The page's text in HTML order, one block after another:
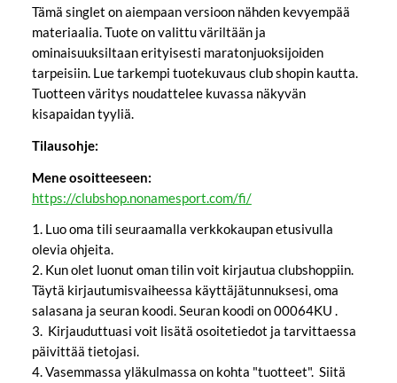
Tämä singlet on aiempaan versioon nähden kevyempää
materiaalia. Tuote on valittu väriltään ja
ominaisuuksiltaan erityisesti maratonjuoksijoiden
tarpeisiin. Lue tarkempi tuotekuvaus club shopin kautta.
Tuotteen väritys noudattelee kuvassa näkyvän
kisapaidan tyyliä.
Tilausohje:
Mene osoitteeseen:
https://clubshop.nonamesport.com/fi/
1. Luo oma tili seuraamalla verkkokaupan etusivulla
olevia ohjeita.
2. Kun olet luonut oman tilin voit kirjautua clubshoppiin.
Täytä kirjautumisvaiheessa käyttäjätunnuksesi, oma
salasana ja seuran koodi. Seuran koodi on 00064KU .
3. Kirjauduttuasi voit lisätä osoitetiedot ja tarvittaessa
päivittää tietojasi.
4. Vasemmassa yläkulmassa on kohta "tuotteet". Siitä